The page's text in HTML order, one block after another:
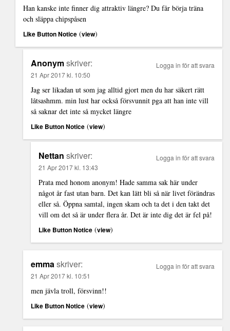
Han kanske inte finner dig attraktiv längre? Du får börja träna
och släppa chipspåsen
Like Button Notice (view)
Anonymskriver:
21 Apr 2017 kl. 10:50
Jag ser likadan ut som jag alltid gjort men du har säkert rätt
låtsashmm. min lust har också försvunnit pga att han inte vill
så saknar det inte så mycket längre
Like Button Notice (view)
Logga in för att svara
Nettan skriver:
21 Apr 2017 kl. 13:43
Prata med honom anonym! Hade samma sak här under
något år fast utan barn. Det kan lätt bli så när livet förändras
eller så. Öppna samtal, ingen skam och ta det i den takt det
vill om det så är under flera år. Det är inte dig det är fel på!
Like Button Notice (view)
Logga in för att svara
emmaskriver:
21 Apr 2017 kl. 10:51
men jävla troll, försvinn!!
Like Button Notice (view)
Logga in för att svara